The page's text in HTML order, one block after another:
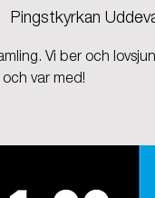
Pingstkyrkan
Vi ber och
och var med!